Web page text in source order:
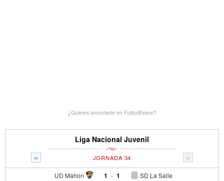
¿Quieres anunciarte en FutbolBalear?
Liga Nacional Juvenil
« »
JORNADA 34
UD Mahon 1 - SD La Salle
1